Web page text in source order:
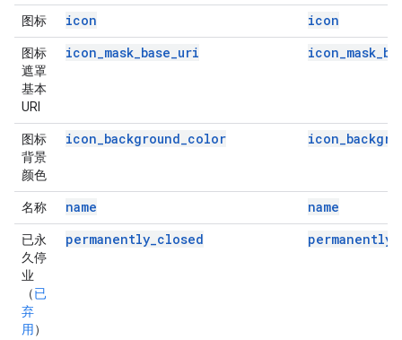
图标 icon icon
图标
遮罩
基本
URI
icon_mask_base_uri
图标
背景
颜色
icon_background_color
名称 name name
已永
久停
业
（已
弃
用 ）
permanently_closed